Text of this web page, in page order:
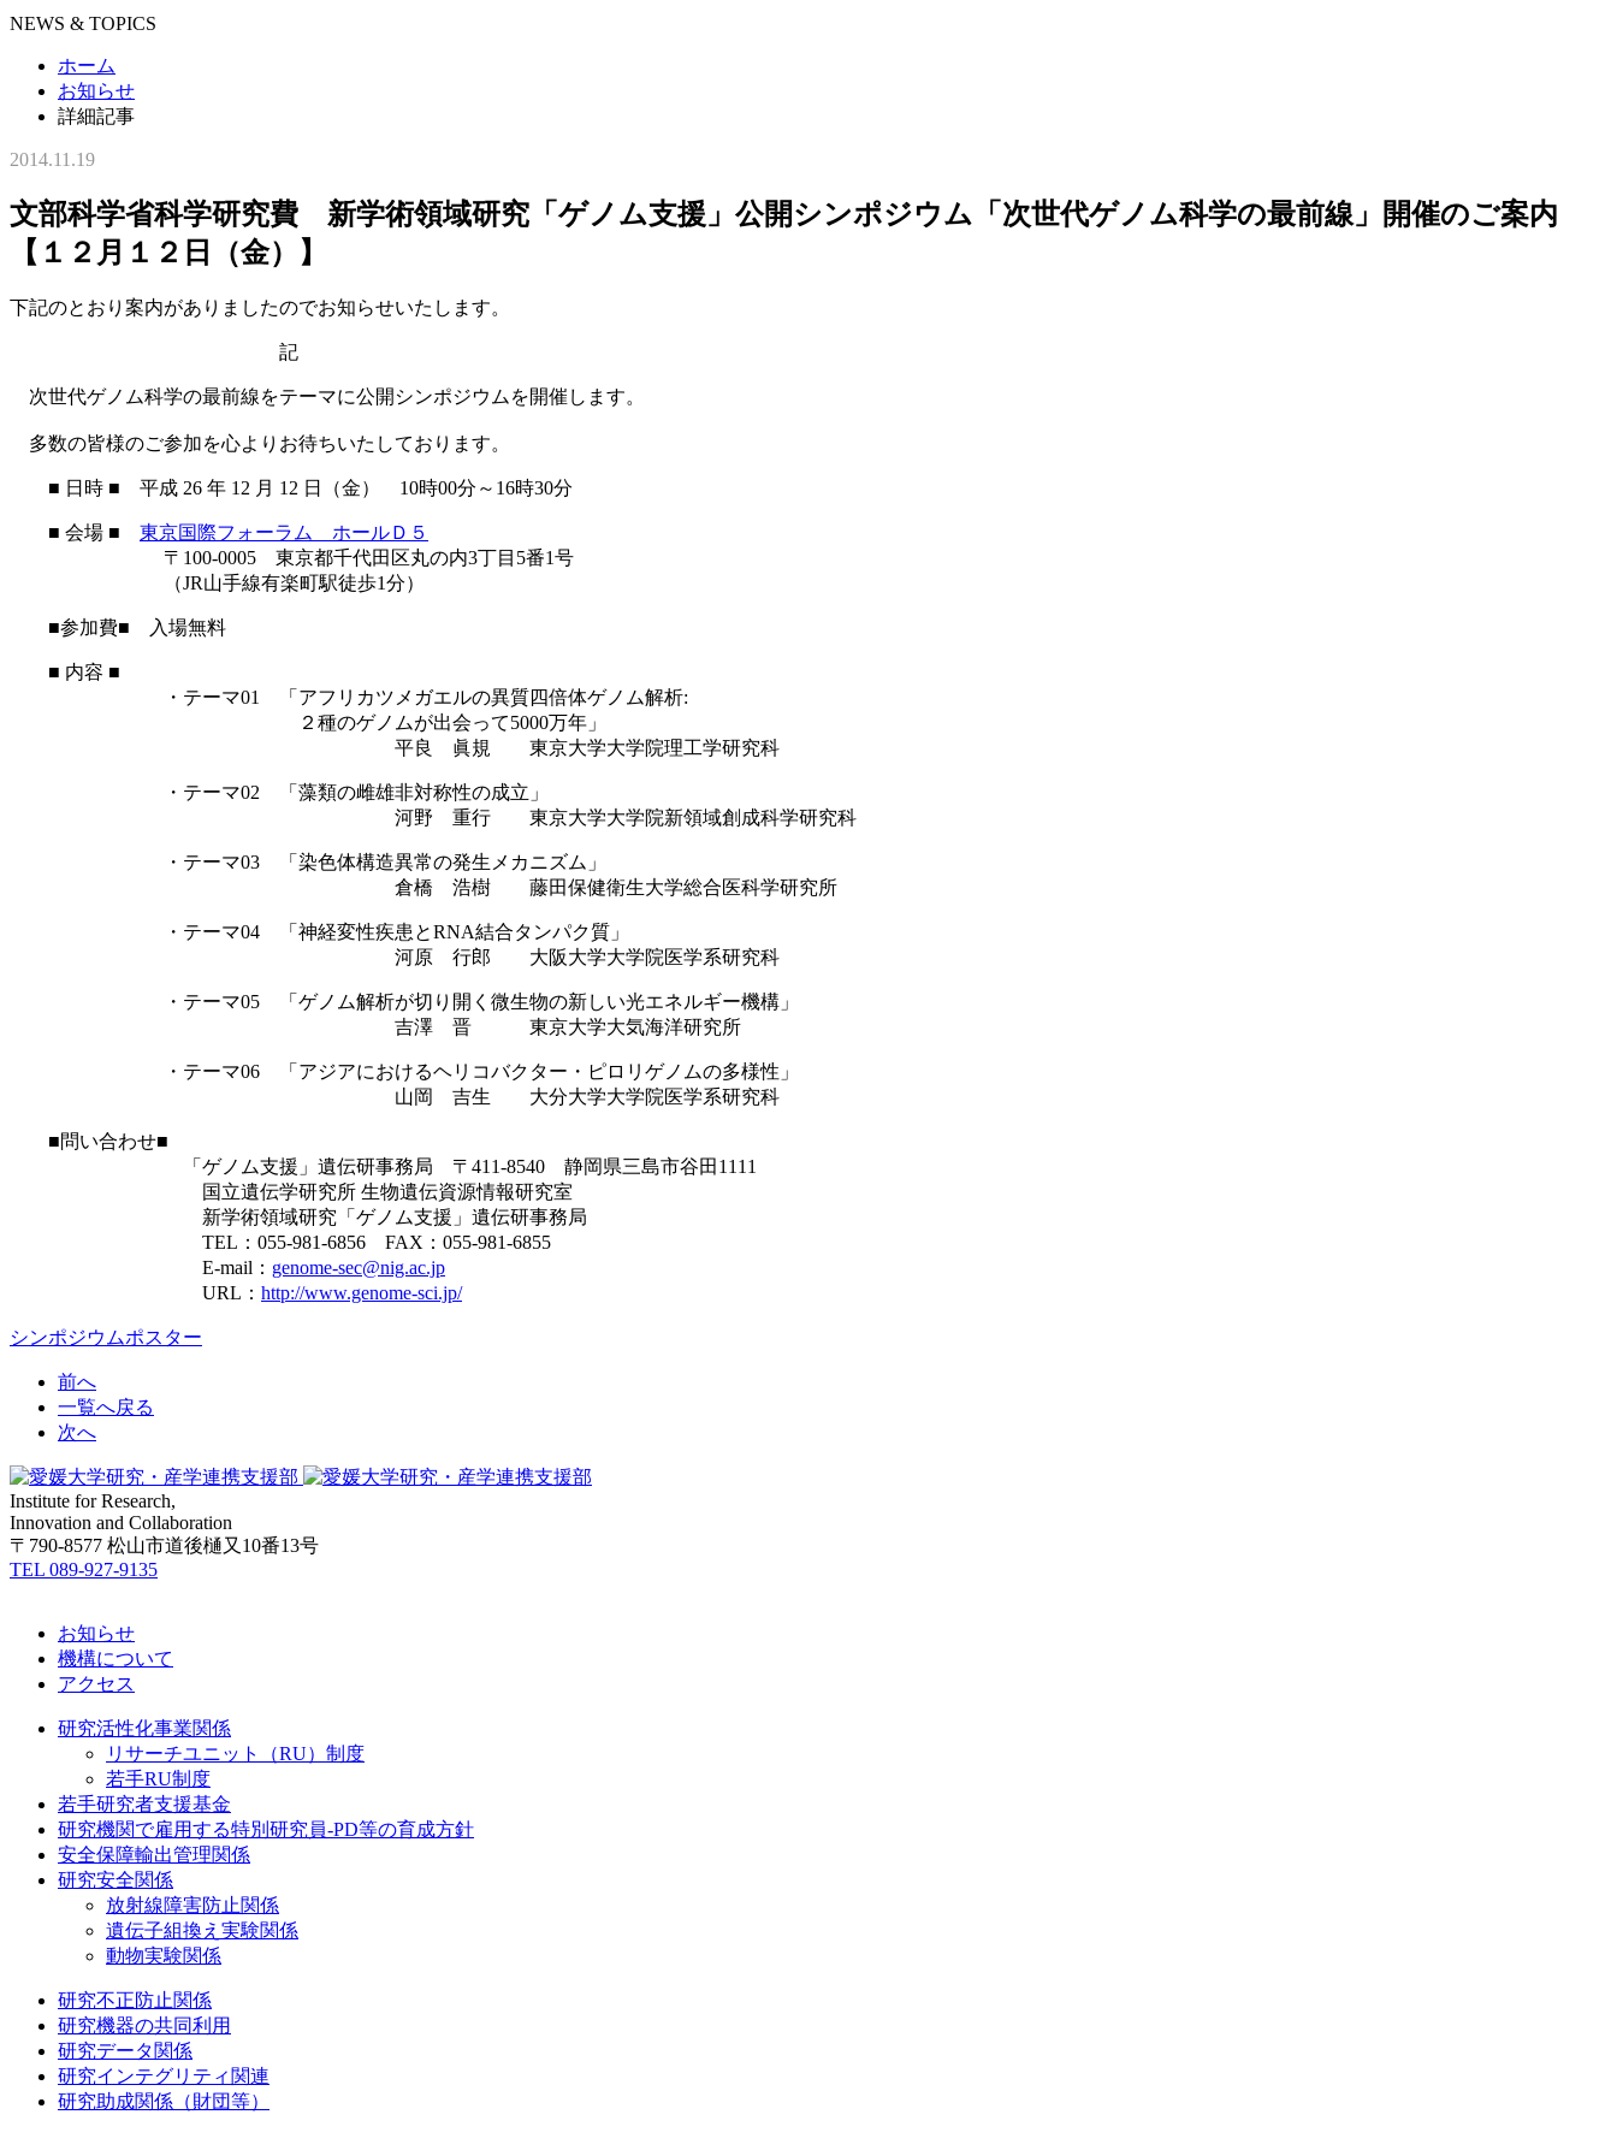
NEWS & TOPICS
ホーム
お知らせ
詳細記事
2014.11.19
文部科学省科学研究費 新学術領域研究「ゲノム支援」公開シンポジウム「次世代ゲノム科学の最前線」開催のご案内
【１２月１２日（金）】
下記のとおり案内がありましたのでお知らせいたします。
記
次世代ゲノム科学の最前線をテーマに公開シンポジウムを開催します。
多数の皆様のご参加を心よりお待ちいたしております。
■ 日時 ■ 平成 26 年 12 月 12 日（金） 10時00分～16時30分
■ 会場 ■ 東京国際フォーラム ホールＤ５
〒100-0005 東京都千代田区丸の内3丁目5番1号
（JR山手線有楽町駅徒歩1分）
■参加費■ 入場無料
■ 内容 ■
・テーマ01 「アフリカツメガエルの異質四倍体ゲノム解析:
２種のゲノムが出会って5000万年」
平良 眞規 東京大学大学院理工学研究科
・テーマ02 「藻類の雌雄非対称性の成立」
河野 重行 東京大学大学院新領域創成科学研究科
・テーマ03 「染色体構造異常の発生メカニズム」
倉橋 浩樹 藤田保健衛生大学総合医科学研究所
・テーマ04 「神経変性疾患とRNA結合タンパク質」
河原 行郎 大阪大学大学院医学系研究科
・テーマ05 「ゲノム解析が切り開く微生物の新しい光エネルギー機構」
吉澤 晋 東京大学大気海洋研究所
・テーマ06 「アジアにおけるヘリコバクター・ピロリゲノムの多様性」
山岡 吉生 大分大学大学院医学系研究科
■問い合わせ■
「ゲノム支援」遺伝研事務局 〒411-8540 静岡県三島市谷田1111
国立遺伝学研究所 生物遺伝資源情報研究室
新学術領域研究「ゲノム支援」遺伝研事務局
TEL：055-981-6856 FAX：055-981-6855
E-mail： genome-sec@nig.ac.jp
URL： http://www.genome-sci.jp/
シンポジウムポスター
前へ
一覧へ戻る
次へ
Institute for Research,
Innovation and Collaboration
〒790-8577 松山市道後樋又10番13号
TEL 089-927-9135
お知らせ
機構について
アクセス
研究活性化事業関係
リサーチユニット（RU）制度
若手RU制度
若手研究者支援基金
研究機関で雇用する特別研究員-PD等の育成方針
安全保障輸出管理関係
研究安全関係
放射線障害防止関係
遺伝子組換え実験関係
動物実験関係
研究不正防止関係
研究機器の共同利用
研究データ関係
研究インテグリティ関連
研究助成関係（財団等）